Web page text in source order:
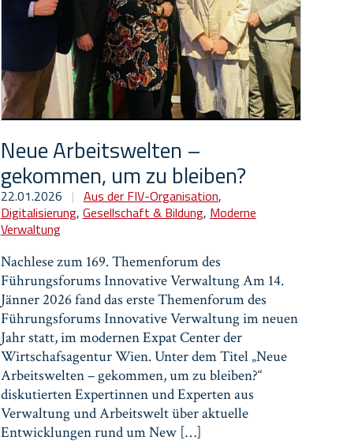
Neue Arbeitswelten –
gekommen, um zu bleiben?
22.01.2026 | Aus der FIV-Organisation,
Digitalisierung, Gesellschaft & Bildung, Moderne
Verwaltung
Nachlese zum 169. Themenforum des
Führungsforums Innovative Verwaltung Am 14.
Jänner 2026 fand das erste Themenforum des
Führungsforums Innovative Verwaltung im neuen
Jahr statt, im modernen Expat Center der
Wirtschafsagentur Wien. Unter dem Titel „Neue
Arbeitswelten – gekommen, um zu bleiben?“
diskutierten Expertinnen und Experten aus
Verwaltung und Arbeitswelt über aktuelle
Entwicklungen rund um New […]